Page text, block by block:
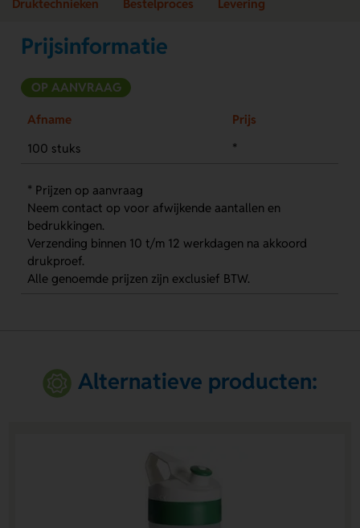
Druktechnieken Bestelproces Levering
Prijsinformatie
OP AANVRAAG
Afname
Prijs
100 stuks
*
* Prijzen op aanvraag
Neem contact op voor afwijkende aantallen en
bedrukkingen.
Verzending binnen 10 t/m 12 werkdagen na akkoord
drukproef.
Alle genoemde prijzen zijn exclusief BTW.
Alternatieve producten: